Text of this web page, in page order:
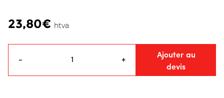
23,80€ htva
- +
Ajouter au
devis